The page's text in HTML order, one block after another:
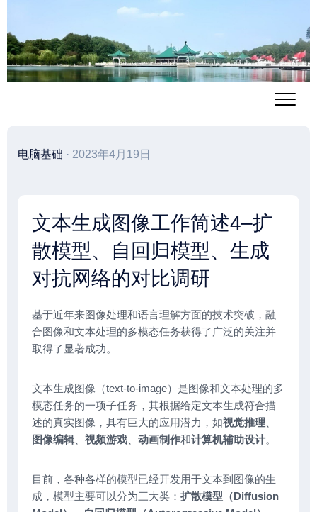
内
容
电脑基础 · 2023年4月19日
文本生成图像工作简述4–扩
散模型、自回归模型、生成
对抗网络的对比调研
基于近年来图像处理和语言理解方面的技术突破，融
合图像和文本处理的多模态任务获得了广泛的关注并
取得了显著成功。
文本生成图像（text-to-image）是图像和文本处理的多
模态任务的一项子任务，其根据给定文本生成符合描
述的真实图像，具有巨大的应用潜力，如视觉推理
图像编辑、 视频游戏 动画制作和计算机辅助设计。
目前，各种各样的模型已经开发用于文本到图像的生
成，模型主要可以分为三大类： 扩散模型（Diffusion